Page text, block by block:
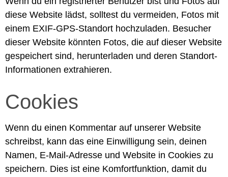
diese Website lädst, solltest du vermeiden, Fotos mit
einem EXIF-GPS-Standort hochzuladen. Besucher
dieser Website könnten Fotos, die auf dieser Website
gespeichert sind, herunterladen und deren Standort-
Informationen extrahieren.
Cookies
Wenn du einen Kommentar auf unserer Website
schreibst, kann das eine Einwilligung sein, deinen
Namen, E-Mail-Adresse und Website in Cookies zu
speichern. Dies ist eine Komfortfunktion, damit du